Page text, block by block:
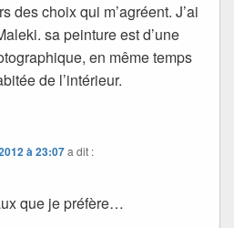
des choix qui m’agréent. J’ai
sa peinture est d’une
en même temps
de l’intérieur.
à 23:07a dit :
que je préfère…